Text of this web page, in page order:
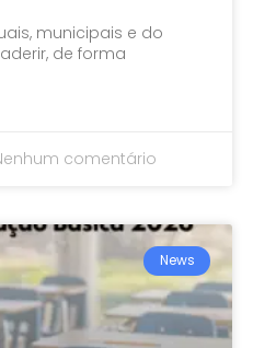
municipais e do
de forma
comentário
News